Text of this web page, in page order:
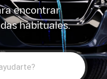
encontrar
habituales.